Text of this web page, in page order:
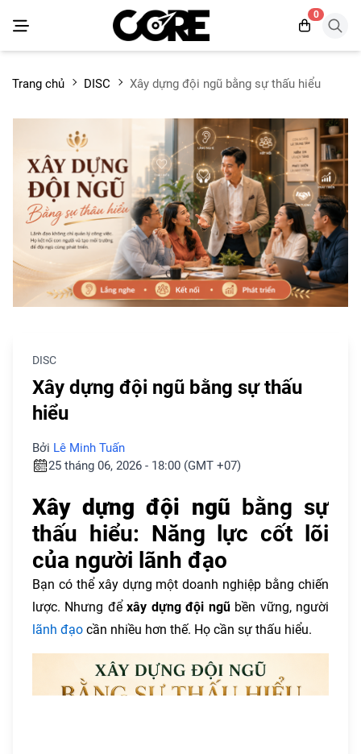
0
Trang chủ DISC Xây dựng đội ngũ bằng sự thấu hiểu
DISC
Xây dựng đội ngũ bằng sự thấu
hiểu
Bởi Lê Minh Tuấn
25 tháng 06, 2026 - 18:00 (GMT +07)
Xây dựng đội ngũ bằng sự
thấu hiểu: Năng lực cốt lõi
của người lãnh đạo
Bạn có thể xây dựng một doanh nghiệp bằng chiến
lược. Nhưng đểxây dựng đội ngũbền vững, người
lãnh đạo cần nhiều hơn thế. Họ cần sự thấu hiểu.